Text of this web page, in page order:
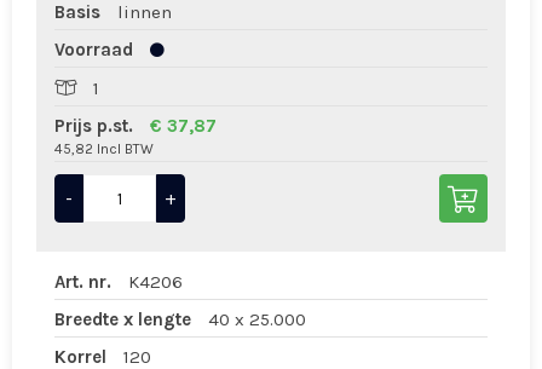
Basis
linnen
Voorraad
1
Prijs p.st.
€ 37,87
45,82 Incl BTW
- +
Art. nr.
K4206
Breedte x lengte
40 x 25.000
Korrel
120